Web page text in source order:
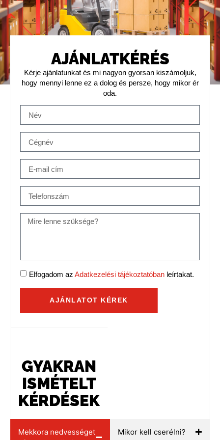
AJÁNLATKÉRÉS
Kérje ajánlatunkat és mi nagyon gyorsan kiszámoljuk,
hogy mennyi lenne ez a dolog és persze, hogy mikor ér
oda.
Elfogadom az Adatkezelési tájékoztatóban leírtakat.
AJÁNLATOT KÉREK
GYAKRAN
ISMÉTELT
KÉRDÉSEK
Mekkora nedvességet
Mikor kell cserélni?